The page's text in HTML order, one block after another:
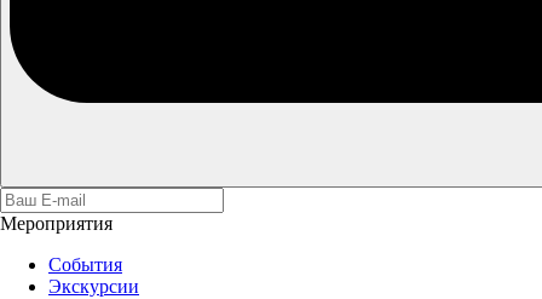
Мероприятия
События
Экскурсии